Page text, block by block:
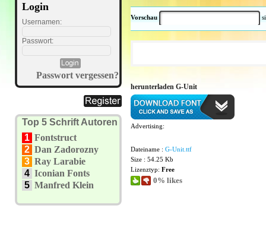
Login
Usernamen:
Passwort:
Passwort vergessen?
Top 5 Schrift Autoren
1 Fontstruct
2 Dan Zadorozny
3 Ray Larabie
4 Iconian Fonts
5 Manfred Klein
Vorschau
herunterladen G-Unit
Advertising:
Dateiname : G-Unit.ttf
Size : 54.25 Kb
Lizenztyp: Free
0% likes